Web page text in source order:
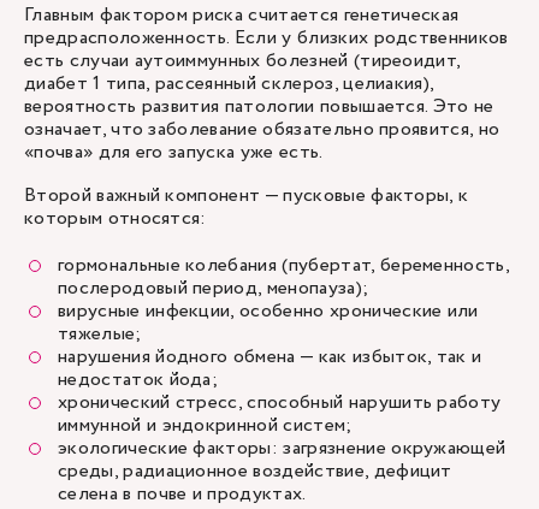
Главным фактором риска считается генетическая
предрасположенность. Если у близких родственников
есть случаи аутоиммунных болезней (тиреоидит,
диабет 1 типа, рассеянный склероз, целиакия),
вероятность развития патологии повышается. Это не
означает, что заболевание обязательно проявится, но
«почва» для его запуска уже есть.
Второй важный компонент — пусковые факторы, к
которым относятся:
гормональные колебания (пубертат, беременность,
послеродовый период, менопауза);
вирусные инфекции, особенно хронические или
тяжелые;
нарушения йодного обмена — как избыток, так и
недостаток йода;
хронический стресс, способный нарушить работу
иммунной и эндокринной систем;
экологические факторы: загрязнение окружающей
среды, радиационное воздействие, дефицит
селена в почве и продуктах.